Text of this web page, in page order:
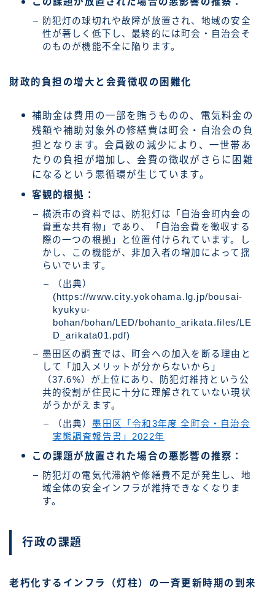
防犯灯の球切れや故障が放置され、地域の安全
性が著しく低下し、最終的には町会・自治会そ
のものが機能不全に陥ります。
財政的負担の増大と会費徴収の困難化
補助金は費用の一部を賄うものの、電気料金の
残額や補助対象外の修繕費は町会・自治会の負
担となります。会員数の減少により、一世帯あ
たりの負担が増加し、会費の徴収がさらに困難
になるという悪循環が生じています。
客観的根拠：
横浜市の資料では、防犯灯は「自治会町内会の
貴重な共有物」であり、「自治会費を徴収する
際の一つの根拠」と位置付けられています。し
かし、この機能が、非加入者の増加によって揺
らいでいます。
（出典）
(https://www.city.yokohama.lg.jp/bousai-
kyukyu-
bohan/bohan/LED/bohanto_arikata.files/LE
D_arikata01.pdf)
墨田区の調査では、町会への加入を断る理由と
して「加入メリットが分からないから」
（37.6%）が上位にあり、防犯灯維持という公
共的役割が住民に十分に理解されていない現状
がうかがえます。
（出典） 墨田区「令和3年度 全町会・自治会
実態調査報告書」2022年
この課題が放置された場合の悪影響の推察：
防犯灯の電気代滞納や修繕費不足が発生し、地
域全体の安全インフラが維持できなくなりま
す。
行政の課題
老朽化するインフラ（灯柱）の一斉更新時期の到来